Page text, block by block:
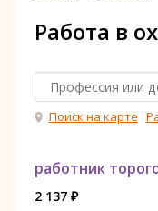
Работа в
Поиск на карте
работник
2 137 ₽